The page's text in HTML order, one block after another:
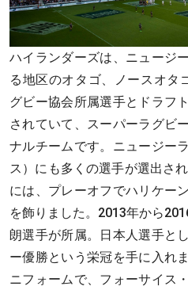
ハイランダーズは、ニュージ
る地区のオタゴ、ノースオタ
グビー協会所属選手とドラフ
されていて、スーパーラグビ
ナルチームです。ニュージー
ス）にも多くの選手が選出さ
には、プレーオフでハリケー
を飾りました。2013年から
朗選手が所属。日本人選手と
ー優勝という栄冠を手に入れ
ニフォームで、フォーサイス